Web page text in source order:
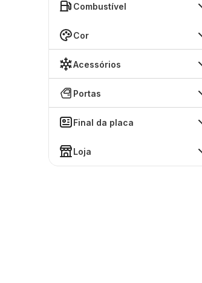
Combustível
Cor
Acessórios
Portas
Final da placa
Loja